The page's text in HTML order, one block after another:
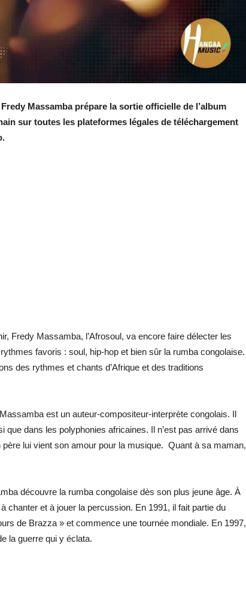
Massamba prépare la sortie officielle de l’album
sur toutes les plateformes légales de téléchargement
Fredy Massamba, l’Afrosoul, va encore faire délecter les
favoris : soul, hip-hop et bien sûr la rumba congolaise.
des rythmes et chants d’Afrique et des traditions
est un auteur-compositeur-interprète congolais. Il
que dans les polyphonies africaines. Il n’est pas arrivé dans
lui vient son amour pour la musique. Quant à sa maman,
découvre la rumba congolaise dès son plus jeune âge. À
chanter et à jouer la percussion. En 1991, il fait partie du
de Brazza » et commence une tournée mondiale. En 1997,
la guerre qui y éclata.